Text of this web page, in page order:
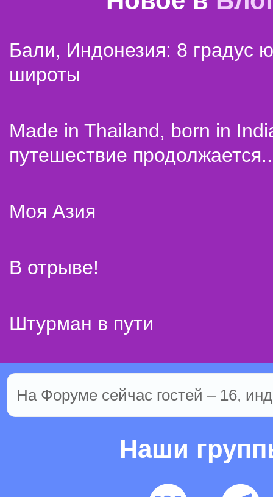
Бали, Индонезия: 8 градус
широты
Made in Thailand, born in
путешествие
Моя Азия
В отрыве!
Штурман в пути
На Форуме сейчас гостей – 16,
Наши